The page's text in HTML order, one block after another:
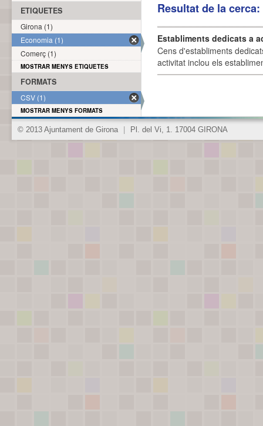
Resultat de la
Establiments dedicats a
Cens d'establiments
activitat inclou els
ETIQUETES
Girona (1)
Economia (1)
Comerç (1)
MOSTRAR MENYS ETIQUETES
FORMATS
CSV (1)
MOSTRAR MENYS FORMATS
© 2013 Ajuntament de Girona Pl. del Vi, 1. 17004 GIRONA